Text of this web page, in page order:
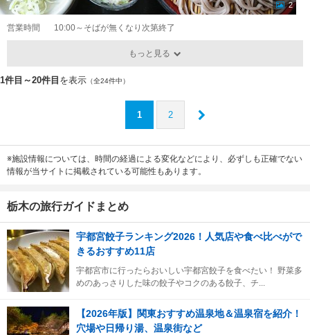
2
営業時間 10:00～そばが無くなり次第終了
もっと見る
1件目～20件目 を表示 （全24件中）
1 2
※施設情報については、時間の経過による変化などにより、必ずしも正確でない
情報が当サイトに掲載されている可能性もあります。
栃木の旅行ガイドまとめ
宇都宮餃子ランキング2026！人気店や食べ比べがで
きるおすすめ11店
宇都宮市に行ったらおいしい宇都宮餃子を食べたい！ 野菜多
めのあっさりした味の餃子やコクのある餃子、チ...
【2026年版】関東おすすめ温泉地＆温泉宿を紹介！
穴場や日帰り湯、温泉街など